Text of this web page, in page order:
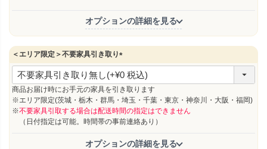
オプションの詳細を見る
＜エリア限定＞不要家具引き取り
(
必
須
商品お届け時にお手元の家具を引き取ります
※エリア限定(茨城・栃木・群馬・埼玉・千葉・東京・神奈川・大阪・福岡)
※不要家具引取する場合は配送時間の指定はできません
（日付指定は可能。時間帯の事前連絡あり）
オプションの詳細を見る